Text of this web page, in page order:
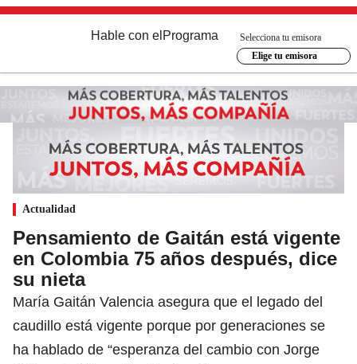
Hable con el Programa
Selecciona tu emisora
Elige tu emisora
Actualidad
Pensamiento de Gaitán está vigente
en Colombia 75 años después, dice
su nieta
María Gaitán Valencia asegura que el legado del
caudillo está vigente porque por generaciones se
ha hablado de “esperanza del cambio con Jorge